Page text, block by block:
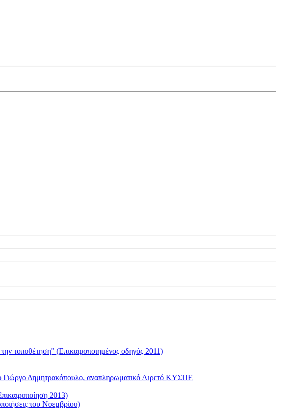
τοποθέτηση" (Επικαιροποιημένος οδηγός 2011)
Γιώργο Δημητρακόπουλο, αναπληρωματικό Αιρετό ΚΥΣΠΕ
2013)
του Νοεμβρίου)